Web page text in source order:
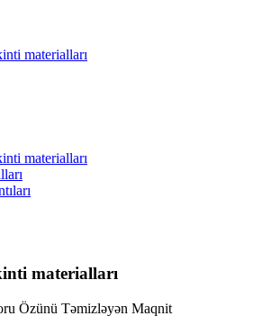
materialları
materialları
materialları